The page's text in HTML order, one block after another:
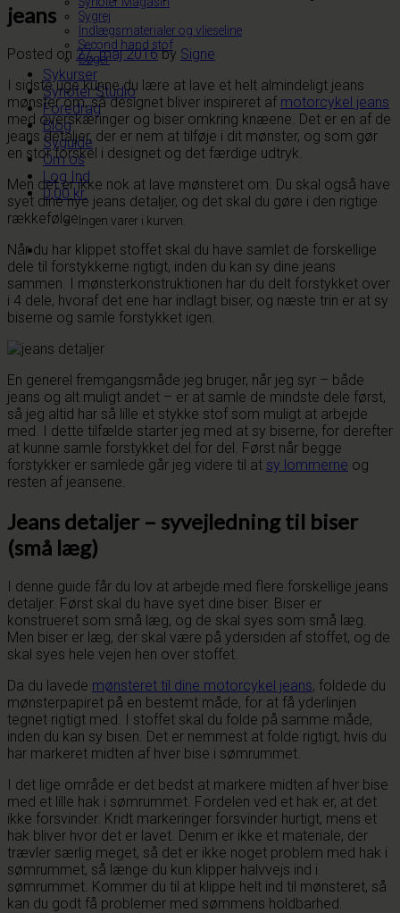
Sygrej
Indlægsmaterialer og vlieseline
Second hand stof
Bøger
Sykurser
Synoter Studio
Foredrag
Blog
Syguide
Om os
Log Ind
0,00kr.
Ingen varer i kurven.
jeans
Posted on 27. maj 2016by Signe
I sidste uge kunne du lære at lave et helt almindeligt jeans
mønster om, så designet bliver inspireret af motorcykel jeans
med overskæringer og biser omkring knæene. Det er en af de
jeans detaljer, der er nem at tilføje i dit mønster, og som gør
en stor forskel i designet og det færdige udtryk.
Men det er ikke nok at lave mønsteret om. Du skal også have
syet dine nye jeans detaljer, og det skal du gøre i den rigtige
rækkefølge.
Når du har klippet stoffet skal du have samlet de forskellige
dele til forstykkerne rigtigt, inden du kan sy dine jeans
sammen. I mønsterkonstruktionen har du delt forstykket over
i 4 dele, hvoraf det ene har indlagt biser, og næste trin er at sy
biserne og samle forstykket igen.
En generel fremgangsmåde jeg bruger, når jeg syr – både
jeans og alt muligt andet – er at samle de mindste dele først,
så jeg altid har så lille et stykke stof som muligt at arbejde
med. I dette tilfælde starter jeg med at sy biserne, for derefter
at kunne samle forstykket del for del. Først når begge
forstykker er samlede går jeg videre til at sy lommerne og
resten af jeansene.
Jeans detaljer – syvejledning til biser
(små læg)
I denne guide får du lov at arbejde med flere forskellige jeans
detaljer. Først skal du have syet dine biser. Biser er
konstrueret som små læg, og de skal syes som små læg.
Men biser er læg, der skal være på ydersiden af stoffet, og de
skal syes hele vejen hen over stoffet.
Da du lavede mønsteret til dine motorcykel jeans, foldede du
mønsterpapiret på en bestemt måde, for at få yderlinjen
tegnet rigtigt med. I stoffet skal du folde på samme måde,
inden du kan sy bisen. Det er nemmest at folde rigtigt, hvis du
har markeret midten af hver bise i sømrummet.
I det lige område er det bedst at markere midten af hver bise
med et lille hak i sømrummet. Fordelen ved et hak er, at det
ikke forsvinder. Kridt markeringer forsvinder hurtigt, mens et
hak bliver hvor det er lavet. Denim er ikke et materiale, der
trævler særlig meget, så det er ikke noget problem med hak i
sømrummet, så længe du kun klipper halvvejs ind i
sømrummet. Kommer du til at klippe helt ind til mønsteret, så
kan du godt få problemer med sømmens holdbarhed.